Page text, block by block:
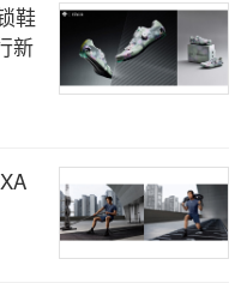
动员满丹丹时时刻刻都
能。为兑现天赋，早
自己；为国家荣誉，
热爱的滑雪项目上身
女孩到亚冬会冠军，
标在一个个达成，满
鞋
新